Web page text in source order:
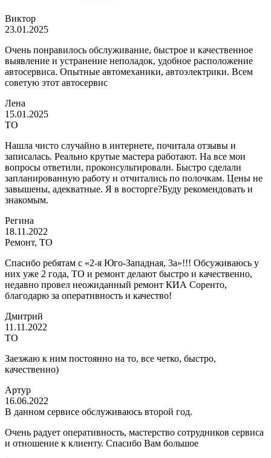
Виктор
23.01.2025
Очень понравилось обслуживание, быстрое и качественное
выявление и устранение неполадок, удобное расположение
автосервиса. Опытные автомеханики, автоэлектрики. Всем
советую этот автосервис
Лена
15.01.2025
ТО
Нашла чисто случайно в интернете, почитала отзывы и
записалась. Реально крутые мастера работают. На все мои
вопросы ответили, проконсультировали. Быстро сделали
запланированную работу и отчитались по полочкам. Цены не
завышены, адекватные. Я в восторге?Буду рекомендовать и
знакомым.
Регина
18.11.2022
Ремонт, ТО
Спасибо ребятам с «2-я Юго-Западная, 3а»!!! Обсуживаюсь у
них уже 2 года, ТО и ремонт делают быстро и качественно,
недавно провел неожиданный ремонт КИА Соренто,
благодарю за оперативность и качество!
Дмитрий
11.11.2022
ТО
Заезжаю к ним постоянно на то, все четко, быстро,
качественно)
Артур
16.06.2022
В данном сервисе обслуживаюсь второй год.
Очень радует оперативность, мастерство сотрудников сервиса
и отношение к клиенту. Спасибо Вам большое